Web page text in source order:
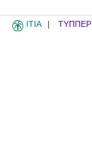
ITIA ΤΥΠΠΕΡ